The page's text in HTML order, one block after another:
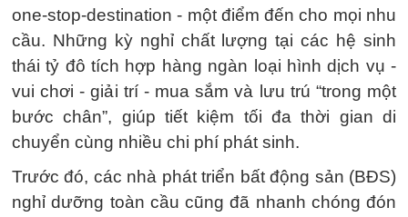
one-stop-destination - một điểm đến cho mọi nhu
cầu. Những kỳ nghỉ chất lượng tại các hệ sinh
thái tỷ đô tích hợp hàng ngàn loại hình dịch vụ -
vui chơi - giải trí - mua sắm và lưu trú “trong một
bước chân”, giúp tiết kiệm tối đa thời gian di
chuyển cùng nhiều chi phí phát sinh.
Trước đó, các nhà phát triển bất động sản (BĐS)
nghỉ dưỡng toàn cầu cũng đã nhanh chóng đón